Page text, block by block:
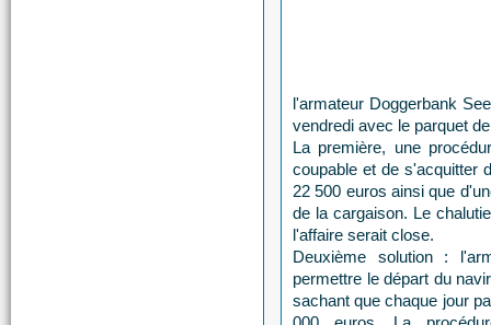
l'armateur Doggerbank
vendredi avec le parquet
La première, une
coupable et de s'acquitter
22 500 euros ainsi que
de la cargaison. Le
l'affaire serait close.
Deuxième solution :
permettre le départ du
sachant que chaque jour